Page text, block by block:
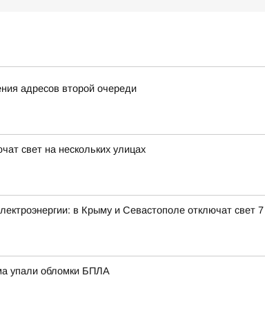
адресов второй очереди
свет на нескольких улицах
в Крыму и Севастополе отключат свет 7
упали обломки БПЛА